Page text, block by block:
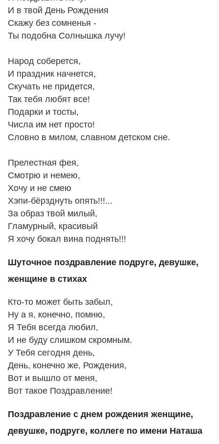
И в твой День Рождения
Скажу без сомненья -
Ты подобна Солнышка лучу!
Народ соберется,
И праздник начнется,
Скучать не придется,
Так тебя любят все!
Подарки и тосты,
Числа им нет просто!
Словно в милом, славном детском сне.
Прелестная фея,
Смотрю и немею,
Хочу и не смею
Хэпи-бёрзднуть опять!!!...
За образ твой милый,
Гламурный, красивый
Я хочу бокал вина поднять!!!
Шуточное поздравление подруге, девушке,
женщине в стихах
Кто-то может быть забыл,
Ну а я, конечно, помню,
Я Тебя всегда любил,
И не буду слишком скромным.
У Тебя сегодня день,
День, конечно же, Рождения,
Вот и вышло от меня,
Вот такое Поздравление!
Поздравление с днем рождения женщине,
девушке, подруге, коллеге по имени Наташа